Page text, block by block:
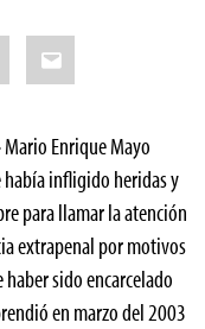
Email
Mario Enrique Mayo
había infligido heridas y
para llamar la atención
extrapenal por motivos
sido encarcelado
en marzo del 2003